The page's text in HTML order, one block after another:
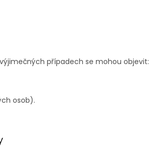
případech se mohou objevit:
osob).